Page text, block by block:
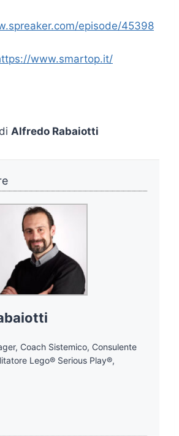
episode/45398
www.smartop.it/
Alfredo Rabaiotti
Coach Sistemico, Consulente
Lego® Serious Play®,